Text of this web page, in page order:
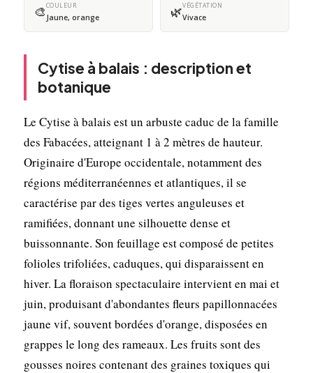
🎨COULEUR
Jaune, orange 🌿VÉGÉTATION
Vivace
Cytise à balais : description et
botanique
Le Cytise à balais est un arbuste caduc de la famille
des Fabacées, atteignant 1 à 2 mètres de hauteur.
Originaire d'Europe occidentale, notamment des
régions méditerranéennes et atlantiques, il se
caractérise par des tiges vertes anguleuses et
ramifiées, donnant une silhouette dense et
buissonnante. Son feuillage est composé de petites
folioles trifoliées, caduques, qui disparaissent en
hiver. La floraison spectaculaire intervient en mai et
juin, produisant d'abondantes fleurs papillonnacées
jaune vif, souvent bordées d'orange, disposées en
grappes le long des rameaux. Les fruits sont des
gousses noires contenant des graines toxiques qui